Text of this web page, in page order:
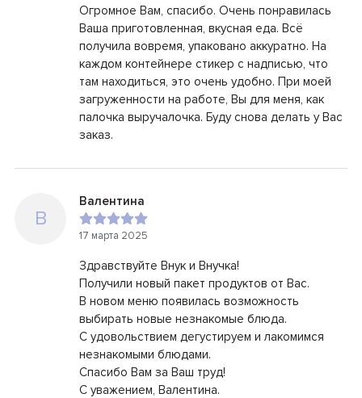
Огромное Вам, спасибо. Очень понравилась
Ваша приготовленная, вкусная еда. Всё
получила вовремя, упаковано аккуратно. На
каждом контейнере стикер с надписью, что
там находиться, это очень удобно. При моей
загруженности на работе, Вы для меня, как
палочка выручалочка. Буду снова делать у Вас
заказ.
В
Валентина
17 марта 2025
Здравствуйте Внук и Внучка!
Получили новый пакет продуктов от Вас.
В новом меню появилась возможность
выбирать новые незнакомые блюда.
С удовольствием дегустируем и лакомимся
незнакомыми блюдами.
Спасибо Вам за Ваш труд!
С уважением, Валентина.